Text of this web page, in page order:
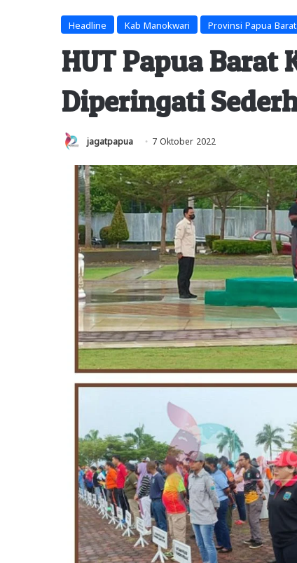
Headline Kab Manokwari Provinsi Papua Barat
HUT Papua Barat
Diperingati
jagatpapua 7 Oktober 2022